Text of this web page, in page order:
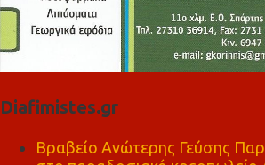
Diafimistes.gr
Βραβείο Ανώτερης Γεύσης